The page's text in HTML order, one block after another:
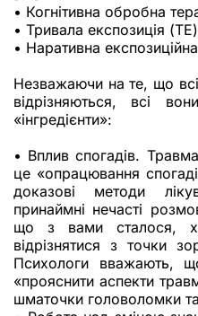
• Когнітивна обробна
• Тривала експозиція
• Наративна
Незважаючи на те, що
відрізняються, всі
«інгредієнти»:
• Вплив спогадів.
це «опрацювання
доказові методи
принаймні нечасті
що з вами сталося,
відрізнятися з точки
Психологи вважають,
«прояснити аспекти
шматочки головоломки